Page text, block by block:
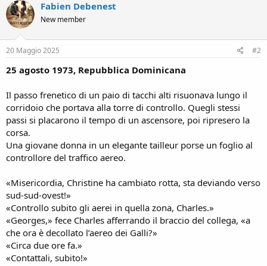
Fabien Debenest
New member
20 Maggio 2025 #2
25 agosto 1973, Repubblica Dominicana
Il passo frenetico di un paio di tacchi alti risuonava lungo il
corridoio che portava alla torre di controllo. Quegli stessi
passi si placarono il tempo di un ascensore, poi ripresero la
corsa.
Una giovane donna in un elegante tailleur porse un foglio al
controllore del traffico aereo.
«Misericordia, Christine ha cambiato rotta, sta deviando verso
sud-sud-ovest!»
«Controllo subito gli aerei in quella zona, Charles.»
«Georges,» fece Charles afferrando il braccio del collega, «a
che ora è decollato l’aereo dei Galli?»
«Circa due ore fa.»
«Contattali, subito!»